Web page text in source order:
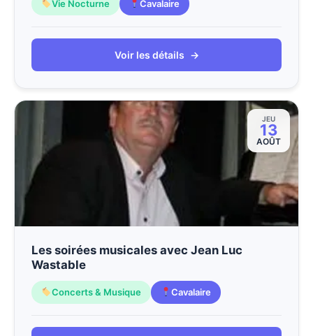
Vie Nocturne Cavalaire
Voir les détails →
JEU
13
AOÛT
Les soirées musicales avec Jean Luc
Wastable
Concerts & Musique Cavalaire